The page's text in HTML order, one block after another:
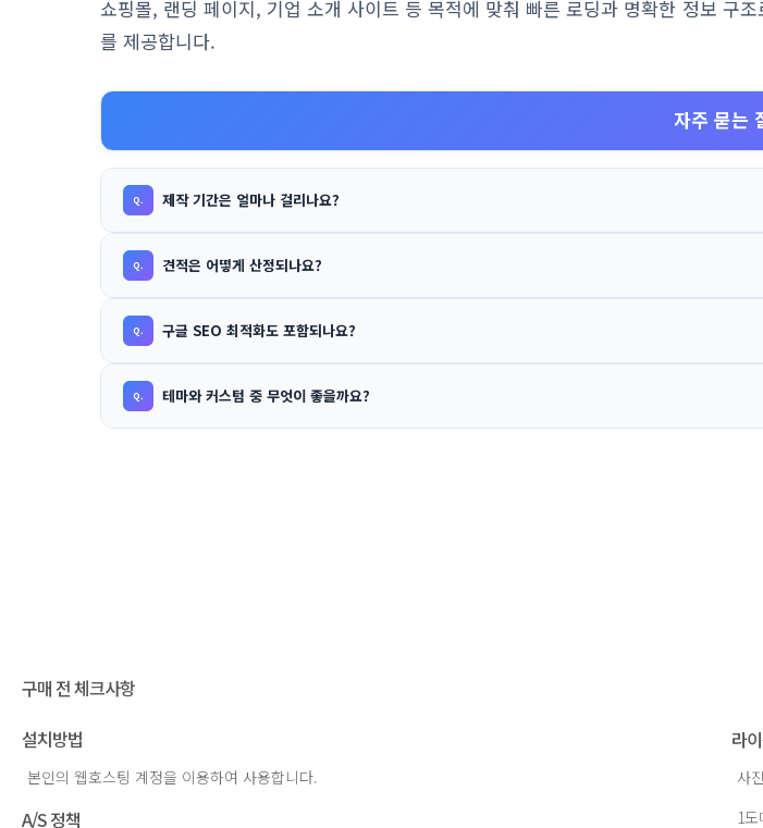
쇼핑몰, 랜딩 페이지, 기업 소개 사이트 등 목적에 맞춰 빠른 로딩과 명확한 정보 구
를 제공합니다.
자주 묻는
제작 기간은 얼마나 걸리나요?
견적은 어떻게 산정되나요?
구글 SEO 최적화도 포함되나요?
테마와 커스텀 중 무엇이 좋을까요?
구매 전 체크사항
설치방법
본인의 웹호스팅 계정을 이용하여 사용합니다.
A/S 정책
라
사
1